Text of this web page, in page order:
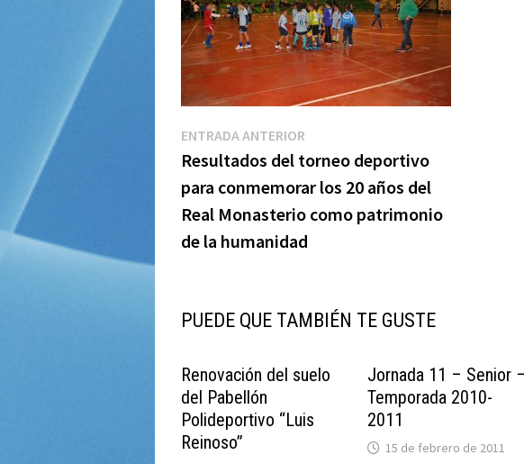
Navegación
de
entradas
ENTRADA ANTERIOREntrada
anterior:
Resultados del torneo deportivo
para conmemorar los 20 años del
Real Monasterio como patrimonio
de la humanidad
PUEDE QUE TAMBIÉN TE GUSTE
Renovación del suelo
del Pabellón
Polideportivo “Luis
Reinoso”
Jornada 11 – Senior –
Temporada 2010-
2011
15 de febrero de 2011